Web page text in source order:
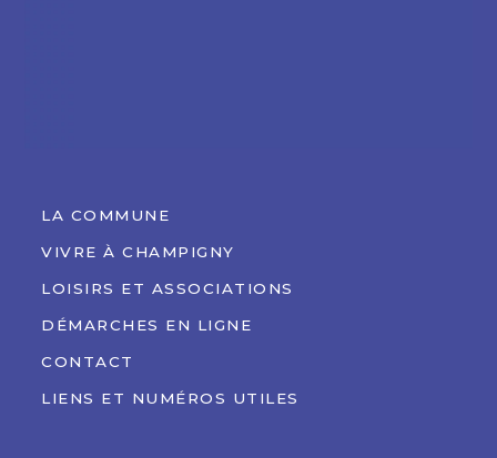
LA COMMUNE
VIVRE À CHAMPIGNY
LOISIRS ET ASSOCIATIONS
DÉMARCHES EN LIGNE
CONTACT
LIENS ET NUMÉROS UTILES